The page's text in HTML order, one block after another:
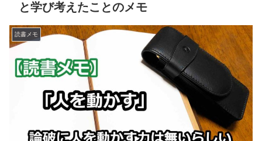
と学び考えたことのメモ
読書メモ